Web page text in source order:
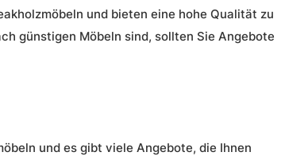
und bieten eine hohe Qualität zu
günstigen Möbeln sind, sollten Sie Angebote
und es gibt viele Angebote, die Ihnen